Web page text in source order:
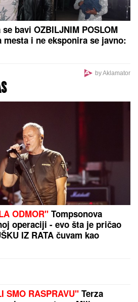
Saša Ilić baca sve na napad
metlu od čuvara, pa pokušalo
odmah reagovala - hit video